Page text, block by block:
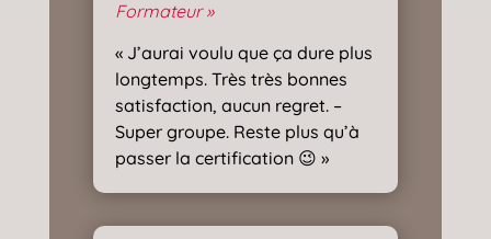
Formateur »
« J’aurai voulu que ça dure plus
longtemps. Très très bonnes
satisfaction, aucun regret. –
Super groupe. Reste plus qu’à
passer la certification 😉 »